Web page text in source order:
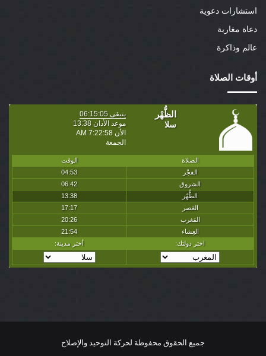
استشارات دعوية
دعاة مغاربة
عالم وذاكرة
أوقات الصلاة
جميع الحقوق محفوظة لحركة التوحيد والإصلاح